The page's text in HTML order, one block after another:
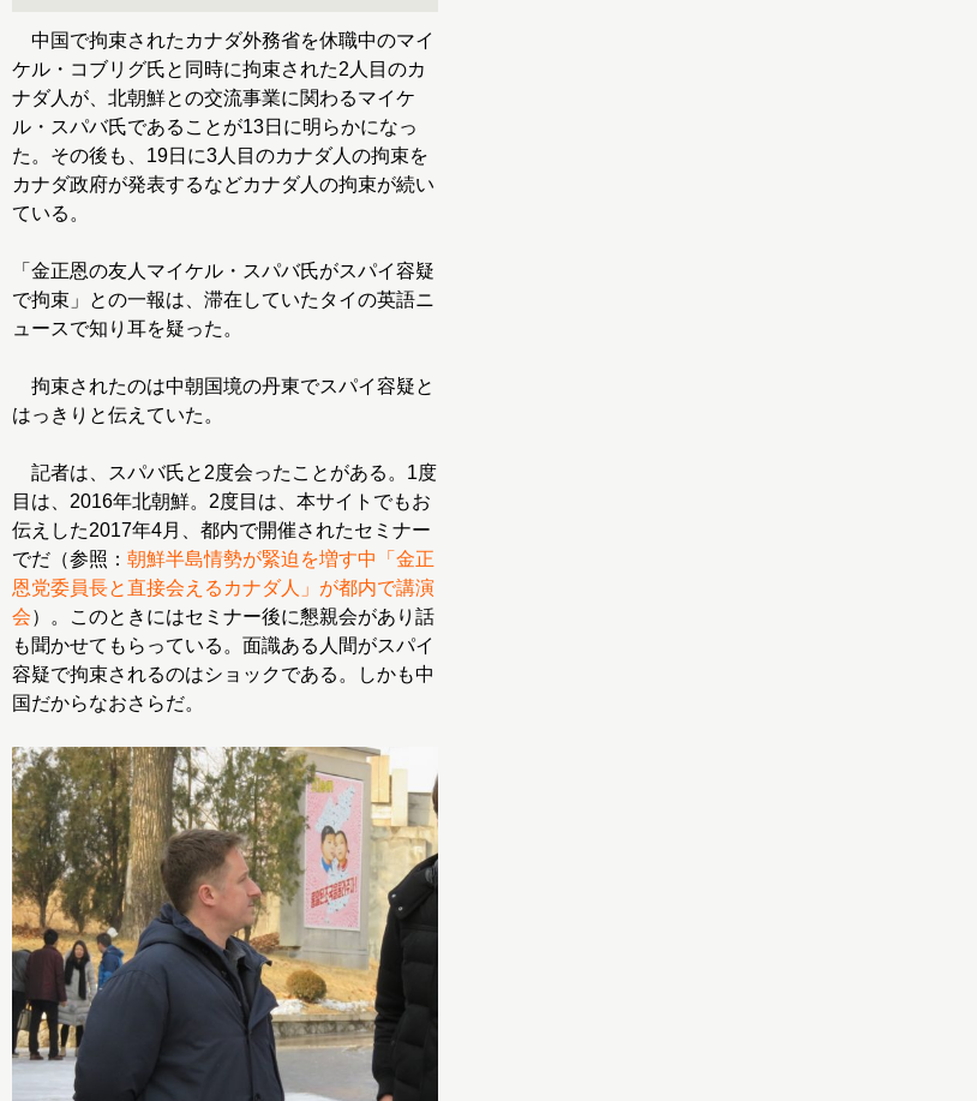
中国で拘束されたカナダ外務省を休職中のマイ
ケル・コブリグ氏と同時に拘束された2人目のカ
ナダ人が、北朝鮮との交流事業に関わるマイケ
ル・スパバ氏であることが13日に明らかになっ
た。その後も、19日に3人目のカナダ人の拘束を
カナダ政府が発表するなどカナダ人の拘束が続い
ている。
「金正恩の友人マイケル・スパバ氏がスパイ容疑
で拘束」との一報は、滞在していたタイの英語ニ
ュースで知り耳を疑った。
拘束されたのは中朝国境の丹東でスパイ容疑と
はっきりと伝えていた。
記者は、スパバ氏と2度会ったことがある。1度
目は、2016年北朝鮮。2度目は、本サイトでもお
伝えした2017年4月、都内で開催されたセミナー
でだ（参照： 朝鮮半島情勢が緊迫を増す中「金正
恩党委員長と直接会えるカナダ人」が都内で講演
会）。このときにはセミナー後に懇親会があり話
も聞かせてもらっている。面識ある人間がスパイ
容疑で拘束されるのはショックである。しかも中
国だからなおさらだ。